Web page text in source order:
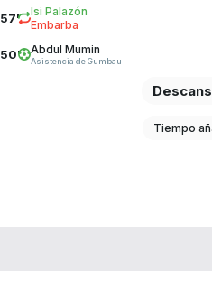
57'
Isi Palazón
Embarba
50' Abdul Mumin
Asistencia de Gumbau
Tiempo